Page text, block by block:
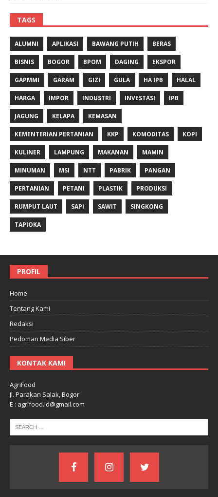
TAGS
ALUMNI APLIKASI BAWANG PUTIH BERAS
BISNIS BOGOR BPOM DAGING EKSPOR
GAPMMI GARAM GIZI GULA HA IPB HALAL
HARGA IMPOR INDUSTRI INVESTASI IPB
JAGUNG KELAPA KEMASAN
KEMENTERIAN PERTANIAN KKP KOMODITAS KOPI
KULINER LAMPUNG MAKANAN MAMIN
MINUMAN MSI NTT PABRIK PANGAN
PERTANIAN PETANI PLASTIK PRODUKSI
RUMPUT LAUT SAPI SAWIT SINGKONG
TAPIOKA
PROFIL
Home
Tentang Kami
Redaksi
Pedoman Media Siber
KONTAK KAMI
AgriFood
Jl. Parakan Salak, Bogor
E : agrifood.id@gmail.com